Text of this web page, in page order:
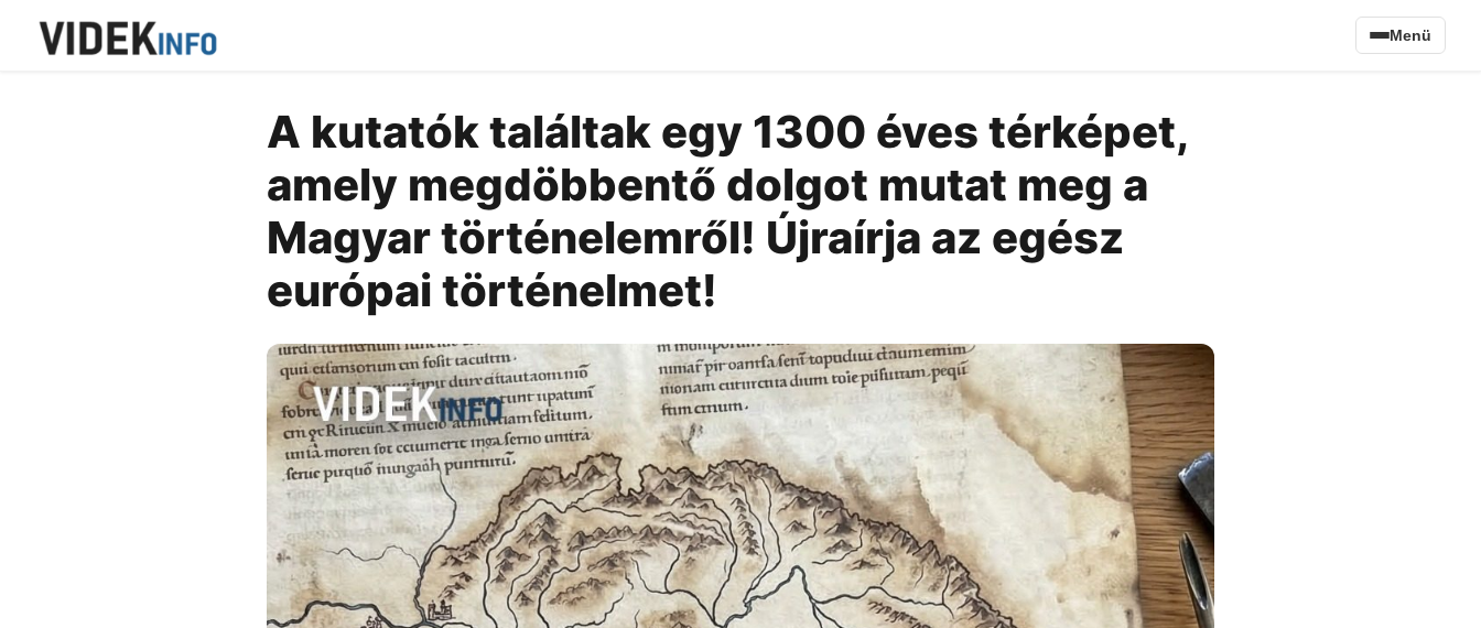
Menü
A kutatók találtak egy 1300 éves térképet,
amely megdöbbentő dolgot mutat meg a
Magyar történelemről! Újraírja az egész
európai történelmet!